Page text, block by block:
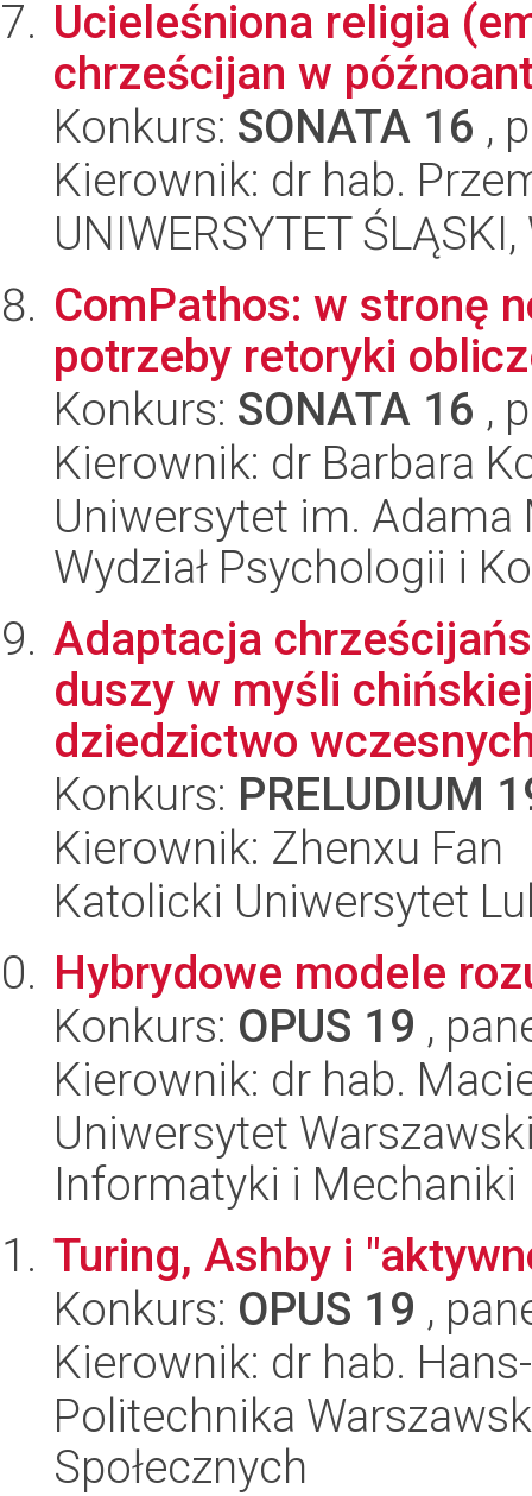
Ucieleśniona religia
chrześcijan w
Konkurs: SONATA 16 ,
Kierownik: dr hab.
UNIWERSYTET
ComPathos: w stronę
potrzeby retoryki
Konkurs: SONATA 16 ,
Kierownik: dr Barbara
Uniwersytet im.
Wydział Psychologii i
Adaptacja
duszy w myśli
dziedzictwo
Konkurs: PRELUDIUM
Kierownik: Zhenxu Fan
Katolicki Uniwersytet
Hybrydowe modele
Konkurs: OPUS 19 ,
Kierownik: dr hab.
Uniwersytet
Informatyki i Mechaniki
Turing, Ashby i
Konkurs: OPUS 19 ,
Kierownik: dr hab.
Politechnika
Społecznych